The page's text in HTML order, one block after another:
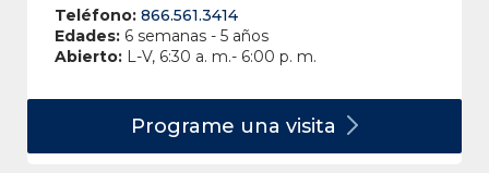
Teléfono: 866.561.3414
Edades: 6 semanas - 5 años
Abierto: L-V, 6:30 a. m.- 6:00 p. m.
Programe una visita